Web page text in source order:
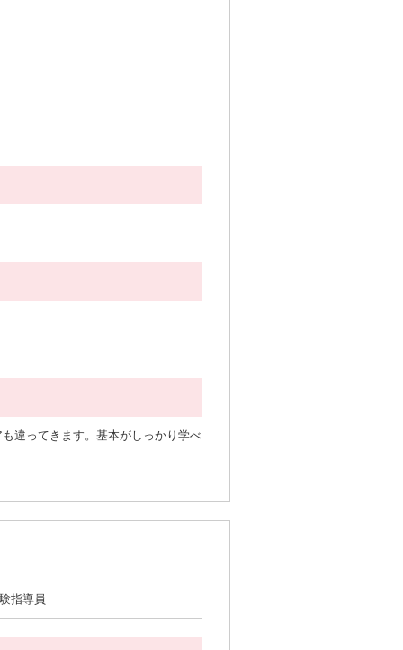
違ってきます。基本がしっかり学べ
指導員